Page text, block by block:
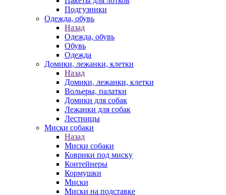
Подгузники
Одежда, обувь
Назад
Одежда, обувь
Обувь
Одежда
Домики, лежанки, клетки
Назад
Домики, лежанки, клетки
Вольеры, палатки
Домики для собак
Лежанки для собак
Лестницы
Миски собаки
Назад
Миски собаки
Коврики под миску
Контейнеры
Кормушки
Миски
Миски на подставке